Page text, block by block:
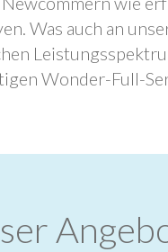
Was auch an
Wonder-Full-